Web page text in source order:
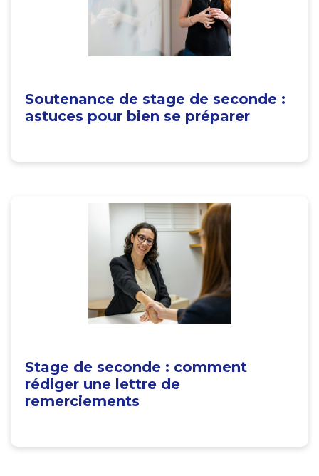
Soutenance de stage de seconde :
astuces pour bien se préparer
Stage de seconde : comment
rédiger une lettre de
remerciements